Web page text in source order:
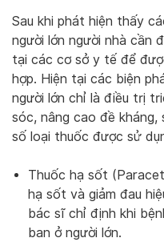
Sau khi phát hiện thấy
người lớn người nhà cần
tại các cơ sở y tế để
hợp. Hiện tại các biện
người lớn chỉ là điều trị
sóc, nâng cao đề
số loại thuốc được sử
Thuốc hạ sốt
hạ sốt và giảm đau
bác sĩ chỉ định khi
ban ở người lớn.